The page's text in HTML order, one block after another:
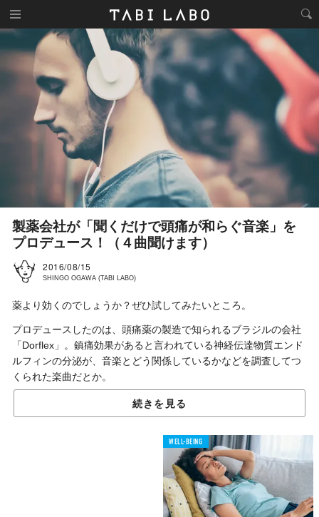
製薬会社が「聞くだけで頭痛が和らぐ音楽」を
プロデュース！（４曲聞けます）
2016/08/15
SHINGO OGAWA (TABI LABO)
薬より効くのでしょうか？ぜひ試してみたいところ。
プロデュースしたのは、頭痛薬の製造で知られるブラジルの会社
「Dorflex」。鎮痛効果があると言われている神経伝達物質エンド
ルフィンの分泌が、音楽とどう関係しているかなどを調査してつ
くられた楽曲だとか。
ブラジルポップスで頭痛緩和？
楽曲制作は、グラミーに2度ノミネートされたことがあるミュージ
シャン「アナ・カロリーナ」と、マルク・ブロック大学（仏）の
続きを見る
WELL-BEING